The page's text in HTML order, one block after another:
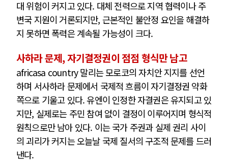
대 위험이 커지고 있다. 대체 전력으로 지역 협력이나 주
변국 지원이 거론되지만, 근본적인 불안정 요인을 해결하
지 못하면 폭력은 계속될 가능성이 크다.
사하라 문제, 자기결정권이 점점 형식만 남고
africasa country 말리는 모로코의 자치안 지지를 선언
하며 서사하라 문제에서 국제적 흐름이 자기결정권 약화
쪽으로 기울고 있다. 유엔이 인정한 자결권은 유지되고 있
지만, 실제로는 주민 참여 없이 결정이 이루어지며 형식적
원칙으로만 남아 있다. 이는 국가 주권과 실제 권리 사이
의 괴리가 커지는 오늘날 국제 질서의 구조적 문제를 드러
낸다.